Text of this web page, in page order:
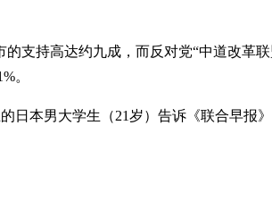
支持高达约九成，而反对党“中道改革
。
本男大学生（21岁）告诉《联合早报